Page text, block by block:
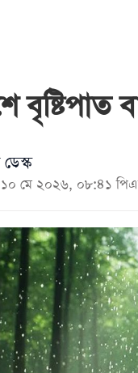
বৃষ্টিপাত
১০ মে ২০২৬, ০৮:৪১